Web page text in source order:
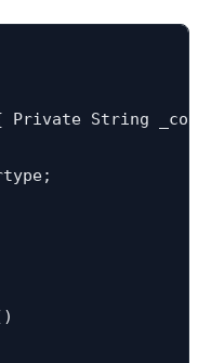
Private String